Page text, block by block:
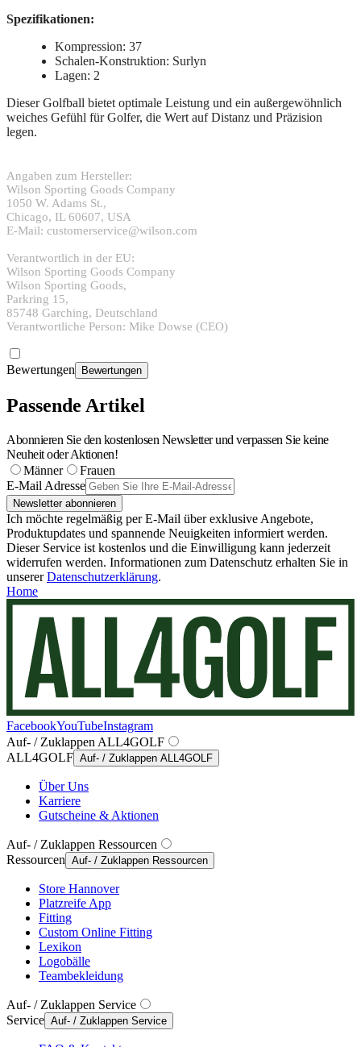
Spezifikationen:
Kompression: 37
Schalen-Konstruktion: Surlyn
Lagen: 2
Dieser Golfball bietet optimale Leistung und ein außergewöhnlich
weiches Gefühl für Golfer, die Wert auf Distanz und Präzision
legen.
Angaben zum Hersteller:
Wilson Sporting Goods Company
1050 W. Adams St.,
Chicago, IL 60607, USA
E-Mail: customerservice@wilson.com
Verantwortlich in der EU:
Wilson Sporting Goods Company
Wilson Sporting Goods,
Parkring 15,
85748 Garching, Deutschland
Verantwortliche Person: Mike Dowse (CEO)
Bewertungen Bewertungen
Passende Artikel
Abonnieren Sie den kostenlosen Newsletter und verpassen Sie keine
Neuheit oder Aktionen!
Männer
Frauen
E-Mail Adresse
Newsletter abonnieren
Ich möchte regelmäßig per E-Mail über exklusive Angebote,
Produktupdates und spannende Neuigkeiten informiert werden.
Dieser Service ist kostenlos und die Einwilligung kann jederzeit
widerrufen werden. Informationen zum Datenschutz erhalten Sie in
unsererDatenschutzerklärung.
Home
FacebookYouTubeInstagram
Auf- / Zuklappen ALL4GOLF
ALL4GOLF Auf- / Zuklappen ALL4GOLF
Über Uns
Karriere
Gutscheine & Aktionen
Auf- / Zuklappen Ressourcen
Ressourcen Auf- / Zuklappen Ressourcen
Store Hannover
Platzreife App
Fitting
Custom Online Fitting
Lexikon
Logobälle
Teambekleidung
Auf- / Zuklappen Service
Service Auf- / Zuklappen Service